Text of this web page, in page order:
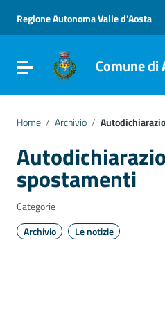
Vai al menu di navigazione
Vai al footer
Regione Autonoma Valle d'Aosta
Attiva / disattiva laComune di
Home / Archivio /
spostamenti
Categorie
Archivio
Le notizie